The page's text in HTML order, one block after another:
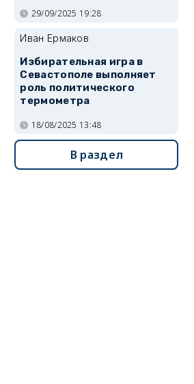
29/09/2025 19:28
Иван Ермаков
Избирательная игра в
Севастополе выполняет
роль политического
термометра
18/08/2025 13:48
В раздел